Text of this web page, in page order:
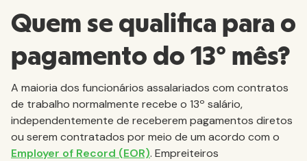
Quem se qualifica para o
pagamento do 13º mês?
A maioria dos funcionários assalariados com contratos
de trabalho normalmente recebe o 13º salário,
independentemente de receberem pagamentos diretos
ou serem contratados por meio de um acordo com o
Employer of Record (EOR). Empreiteiros